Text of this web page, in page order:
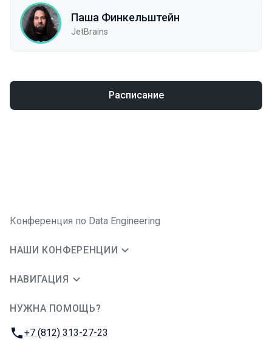
Паша Финкельштейн
JetBrains
Расписание
Конференция по Data Engineering
НАШИ КОНФЕРЕНЦИИ
НАВИГАЦИЯ
НУЖНА ПОМОЩЬ?
Телефон:
+7 (812) 313-27-23